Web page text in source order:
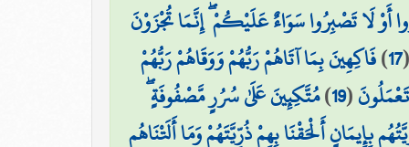
أَوْ لَا تَصْبِرُوا سَوَاءٌ عَلَيْكُمْ ۖ إِنَّمَا تُجْزَوْنَ
17
)فَاكِهِينَ بِمَا آتَاهُمْ رَبُّهُمْ وَوَقَاهُمْ رَبُّهُمْ
(
19
)مُتَّكِئِينَ عَلَىٰ سُرُرٍ مَّصْفُوفَةٍ ۖ
بِإِيمَانٍ أَلْحَقْنَا بِهِمْ ذُرِّيَّتَهُمْ وَمَا أَلَتْنَاهُم